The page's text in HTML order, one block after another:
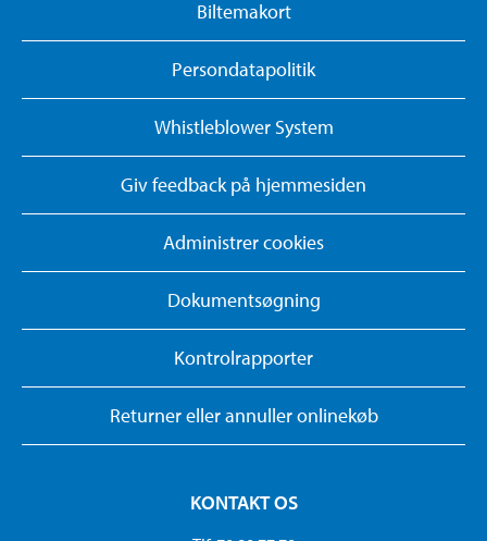
Biltemakort
Persondatapolitik
Whistleblower System
Giv feedback på hjemmesiden
Administrer cookies
Dokumentsøgning
Kontrolrapporter
Returner eller annuller onlinekøb
KONTAKT OS